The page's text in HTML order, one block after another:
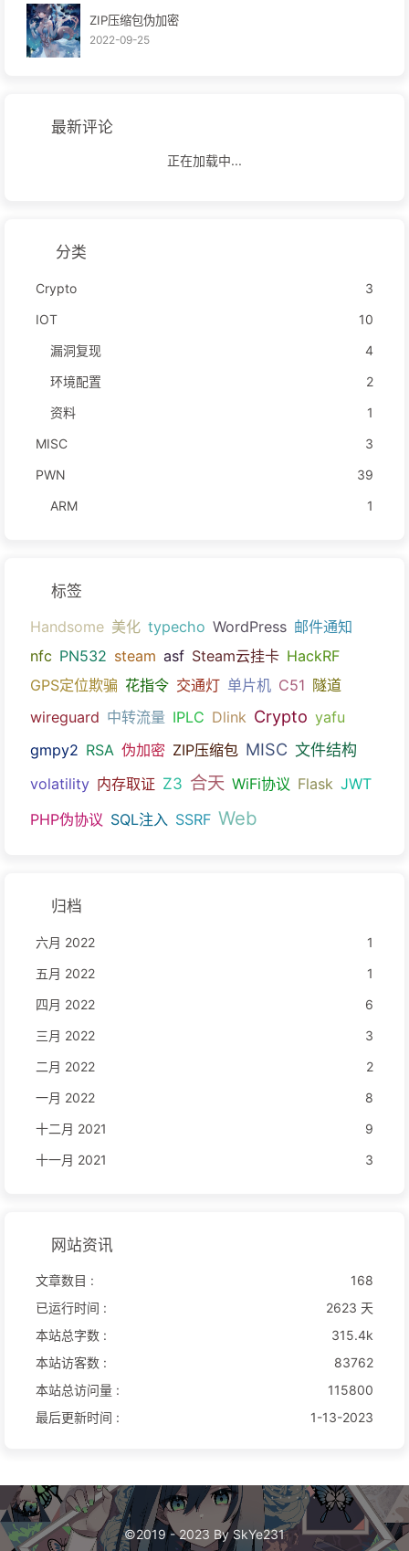
ZIP压缩包伪加密
2022-09-25
最新评论
正在加载中...
分类
Crypto
3
IOT
10
漏洞复现
4
环境配置
2
资料
1
MISC
3
PWN
39
ARM
1
标签
Handsome 美化 typecho WordPress 邮件通知
nfc PN532 steam asf Steam云挂卡 HackRF
GPS定位欺骗 花指令 交通灯 单片机 C51 隧道
wireguard 中转流量 IPLC Dlink Crypto yafu
gmpy2 RSA 伪加密 ZIP压缩包 MISC 文件结构
volatility 内存取证 Z3 合天 WiFi协议 Flask JWT
PHP伪协议 SQL注入 SSRF Web
归档
六月 2022
1
五月 2022
1
四月 2022
6
三月 2022
3
二月 2022
2
一月 2022
8
十二月 2021
9
十一月 2021
3
网站资讯
文章数目 :
168
已运行时间 :
2623 天
本站总字数 :
315.4k
本站访客数 :
83762
本站总访问量 :
115800
最后更新时间 :
1-13-2023
©2019 - 2023 By SkYe231